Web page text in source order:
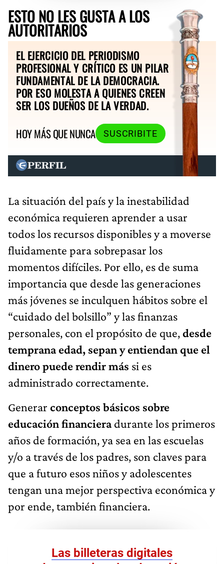
ESTO NO LES GUSTA A LOS
AUTORITARIOS
EL EJERCICIO DEL PERIODISMO
PROFESIONAL Y CRÍTICO ES UN PILAR
FUNDAMENTAL DE LA DEMOCRACIA.
POR ESO MOLESTA A QUIENES CREEN
SER LOS DUEÑOS DE LA VERDAD.
HOY MÁS QUE NUNCA
SUSCRIBITE
La situación del país y la inestabilidad
económica requieren aprender a usar
todos los recursos disponibles y a moverse
fluidamente para sobrepasar los
momentos difíciles. Por ello, es de suma
importancia que desde las generaciones
más jóvenes se inculquen hábitos sobre el
“cuidado del bolsillo” y las finanzas
personales, con el propósito de que,desde
temprana edad, sepan y entiendan que el
dinero puede rendir más si es
administrado correctamente.
Generar conceptos básicos sobre
educación financieradurante los primeros
años de formación, ya sea en las escuelas
y/o a través de los padres, son claves para
que a futuro esos niños y adolescentes
tengan una mejor perspectiva económica y
por ende, también financiera.
Las billeteras digitales